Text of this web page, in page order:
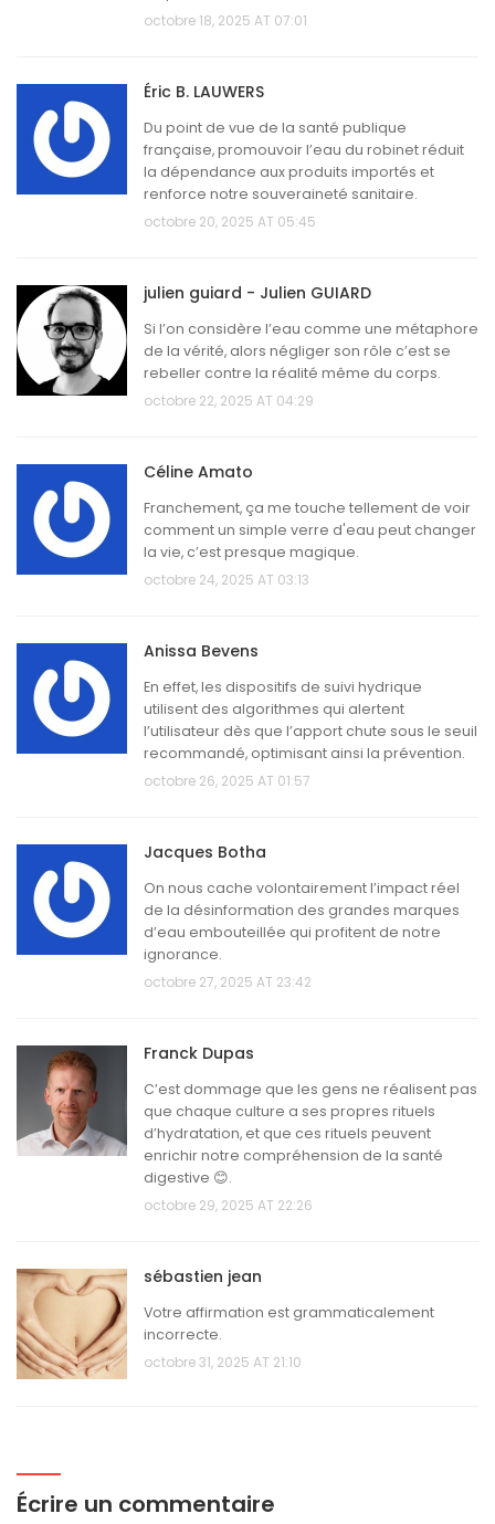
octobre 18, 2025 AT 07:01
Éric B. LAUWERS
Du point de vue de la santé publique
française, promouvoir l’eau du robinet réduit
la dépendance aux produits importés et
renforce notre souveraineté sanitaire.
octobre 20, 2025 AT 05:45
julien guiard - Julien GUIARD
Si l’on considère l’eau comme une métaphore
de la vérité, alors négliger son rôle c’est se
rebeller contre la réalité même du corps.
octobre 22, 2025 AT 04:29
Céline Amato
Franchement, ça me touche tellement de voir
comment un simple verre d'eau peut changer
la vie, c’est presque magique.
octobre 24, 2025 AT 03:13
Anissa Bevens
En effet, les dispositifs de suivi hydrique
utilisent des algorithmes qui alertent
l’utilisateur dès que l’apport chute sous le seuil
recommandé, optimisant ainsi la prévention.
octobre 26, 2025 AT 01:57
Jacques Botha
On nous cache volontairement l’impact réel
de la désinformation des grandes marques
d’eau embouteillée qui profitent de notre
ignorance.
octobre 27, 2025 AT 23:42
Franck Dupas
C’est dommage que les gens ne réalisent pas
que chaque culture a ses propres rituels
d’hydratation, et que ces rituels peuvent
enrichir notre compréhension de la santé
digestive 😊.
octobre 29, 2025 AT 22:26
sébastien jean
Votre affirmation est grammaticalement
incorrecte.
octobre 31, 2025 AT 21:10
Écrire un commentaire